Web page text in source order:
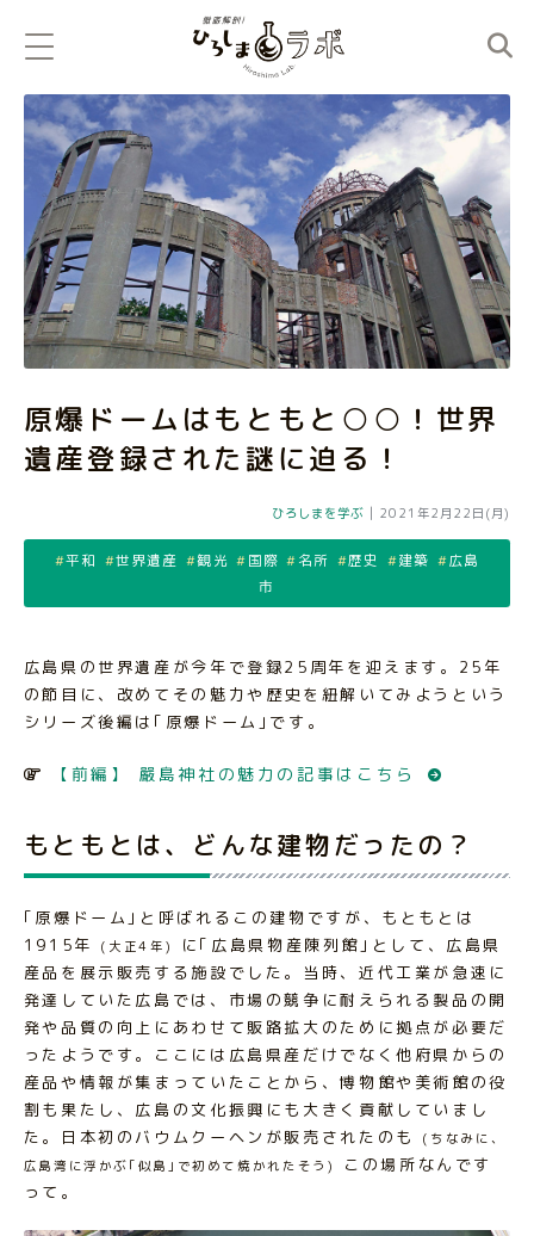
原爆ドームはもともと○○！世界
遺産登録された謎に迫る！
ひろしまを学ぶ | 2021年2月22日(月)
平和 世界遺産 観光 国際 名所 歴史 建築
広島
市
広島県の世界遺産が今年で登録25周年を迎えます。25年
の節目に、改めてその魅力や歴史を紐解いてみようという
シリーズ後編は｢原爆ドーム｣です。
【前編】 嚴島神社の魅力の記事はこちら
もともとは、どんな建物だったの？
｢原爆ドーム｣と呼ばれるこの建物ですが、もともとは
1915年
(大正4年)
に｢広島県物産陳列館｣として、広島県
産品を展示販売する施設でした。当時、近代工業が急速に
発達していた広島では、市場の競争に耐えられる製品の開
発や品質の向上にあわせて販路拡大のために拠点が必要だ
ったようです。ここには広島県産だけでなく他府県からの
産品や情報が集まっていたことから、博物館や美術館の役
割も果たし、広島の文化振興にも大きく貢献していまし
た。日本初のバウムクーヘンが販売されたのも
(ちなみに、
広島湾に浮かぶ｢似島｣で初めて焼かれたそう)
この場所なんです
って。